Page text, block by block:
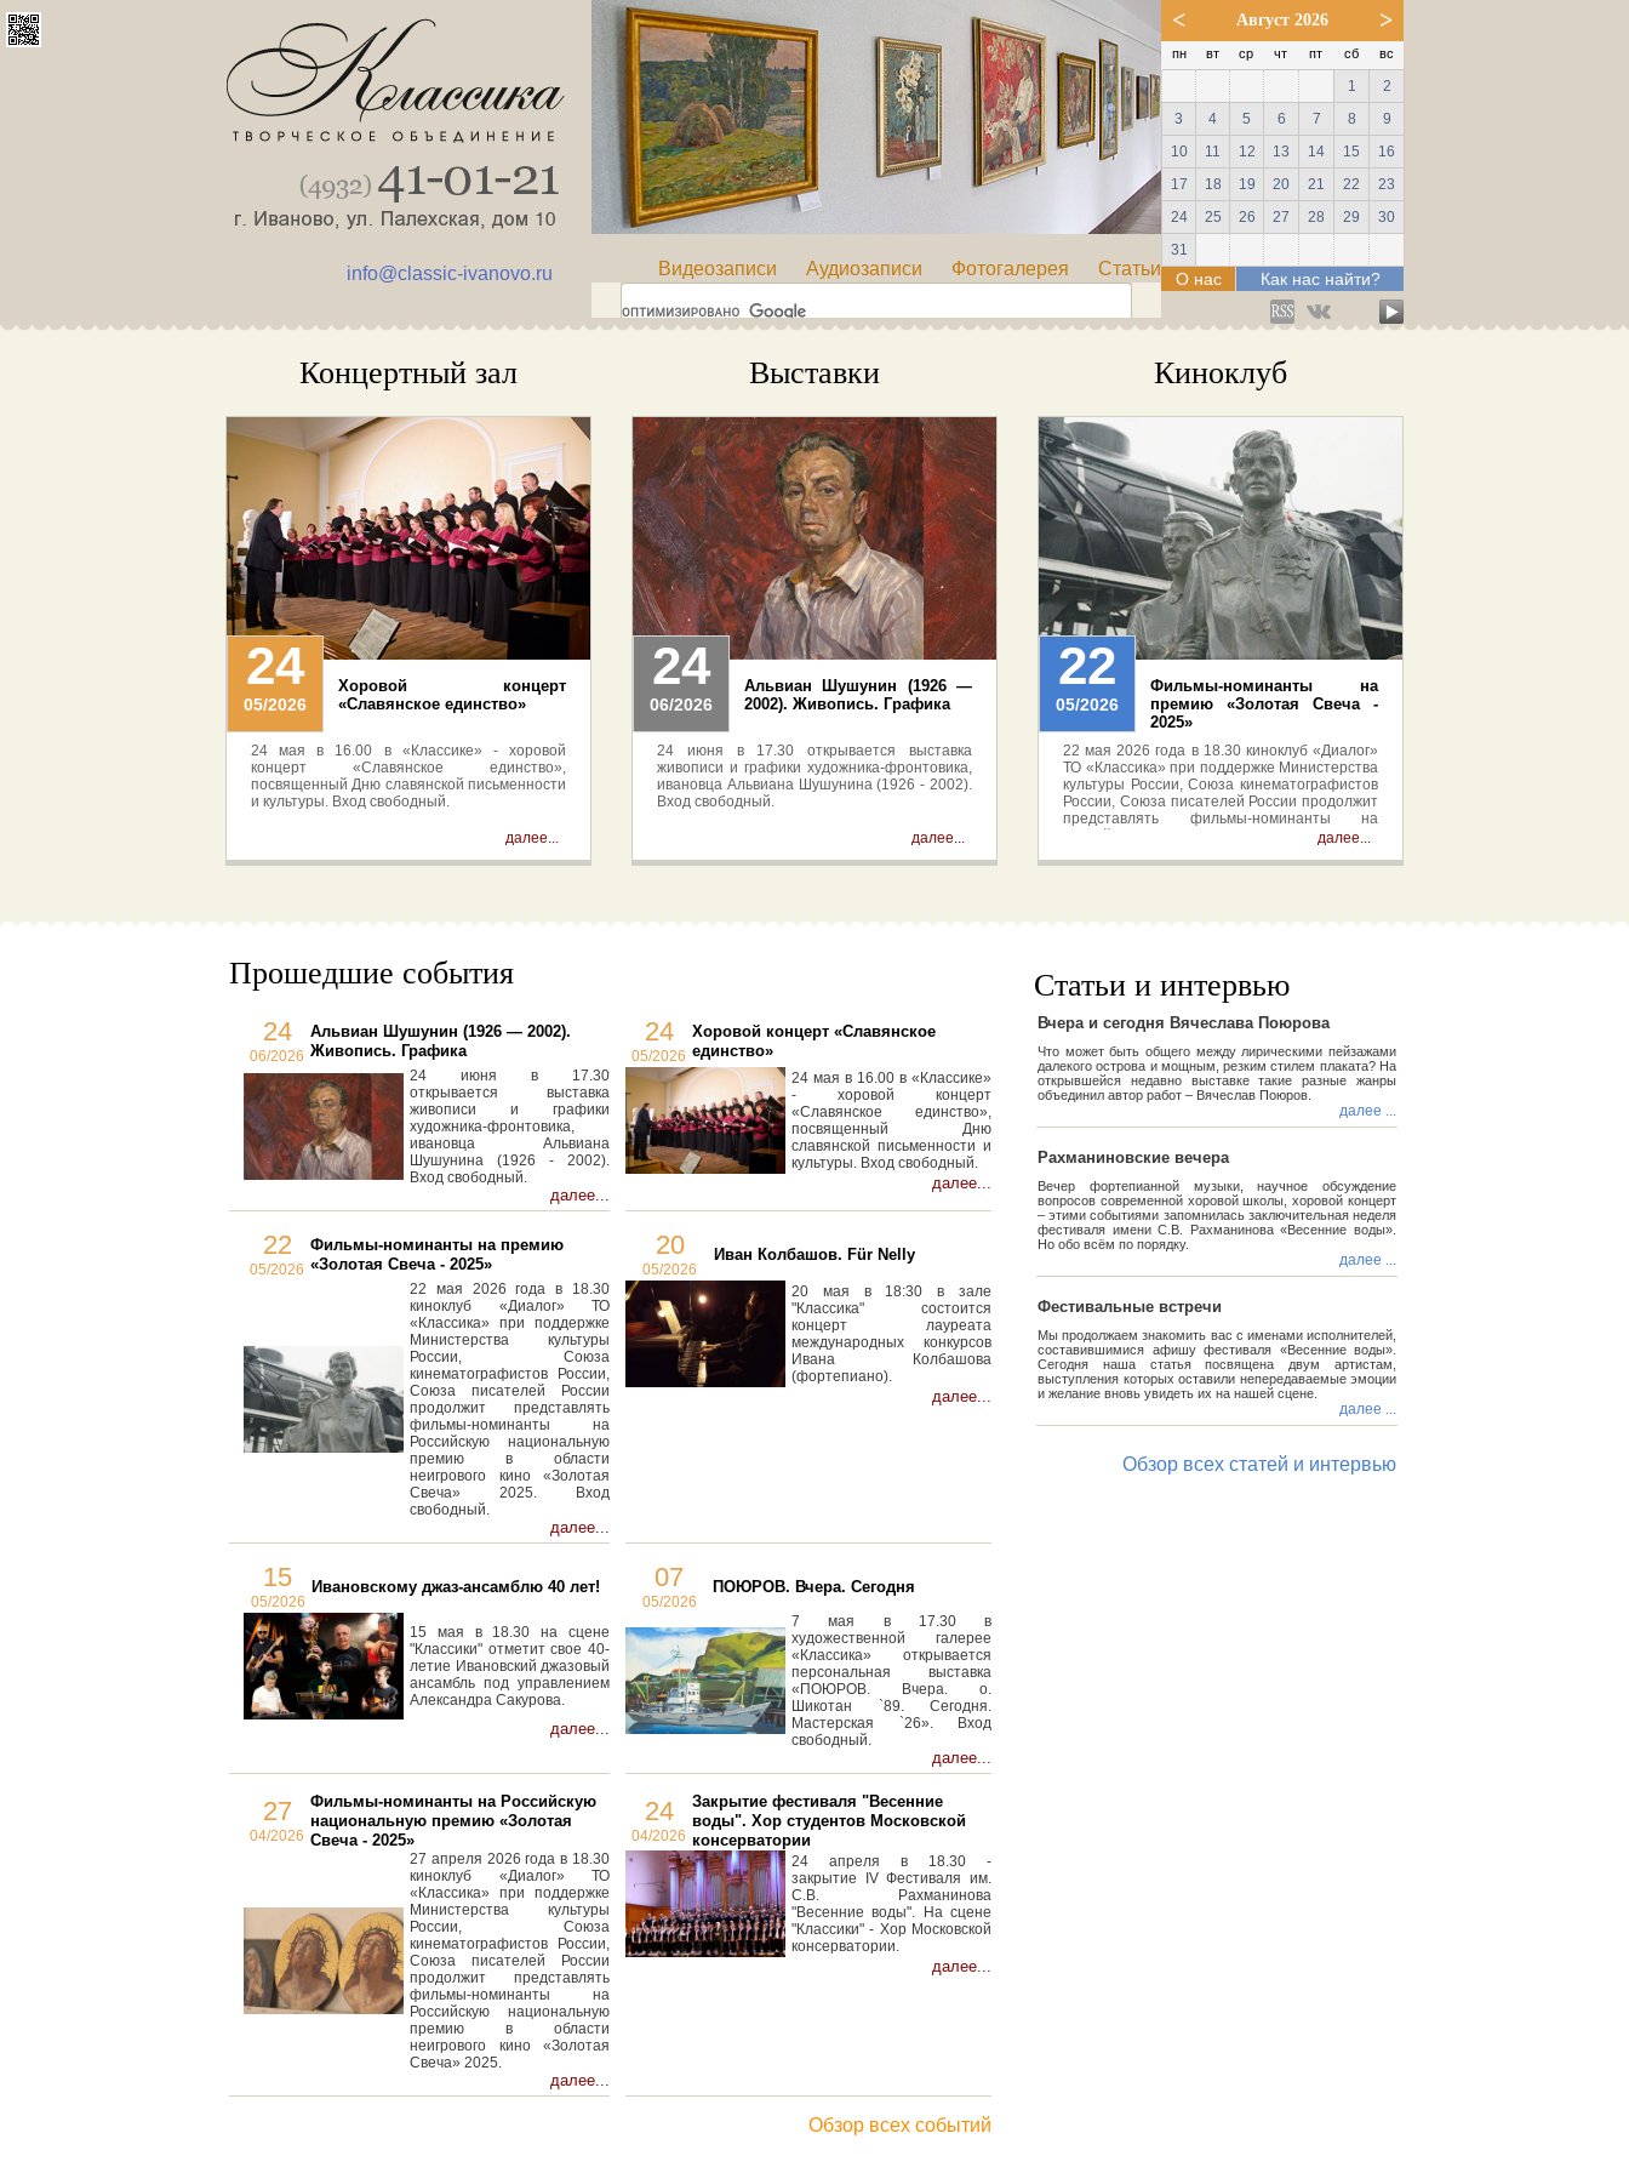
< Август 2026 >
пн вт ср чт пт сб вс
1
2
3
4 5 6 7 8
9
10
11 12 13 14 15
16
17
18 19 20 21 22
23
24
25 26 27 28 29
30
31
О нас Как нас найти?
info@classic-ivanovo.ru Видеозаписи Аудиозаписи Фотогалерея Статьи
Концертный зал Выставки Киноклуб
Хоровой концерт
«Славянское единство»
24 мая в 16.00 в «Классике» - хоровой
концерт «Славянское единство»,
посвященный Дню славянской письменности
и культуры. Вход свободный.
далее...
24
05/2026
Альвиан Шушунин (1926 —
2002). Живопись. Графика
24 июня в 17.30 открывается выставка
живописи и графики художника-фронтовика,
ивановца Альвиана Шушунина (1926 - 2002).
Вход свободный.
далее...
24
06/2026
Фильмы-номинанты на
премию «Золотая Свеча -
2025»
22 мая 2026 года в 18.30 киноклуб «Диалог»
ТО «Классика» при поддержке Министерства
культуры России, Союза кинематографистов
России, Союза писателей России продолжит
представлять фильмы-номинанты на
Российскую национальную премию в области
свободный.
далее...
22
05/2026
Прошедшие события
24
06/2026
Альвиан Шушунин (1926 — 2002).
Живопись. Графика
24 июня в 17.30
открывается выставка
живописи и графики
художника-фронтовика,
ивановца Альвиана
Шушунина (1926 - 2002).
Вход свободный.
далее...
24
05/2026
Хоровой концерт «Славянское
единство»
24 мая в 16.00 в «Классике»
- хоровой концерт
«Славянское единство»,
посвященный Дню
славянской письменности и
культуры. Вход свободный.
далее...
22
05/2026
Фильмы-номинанты на премию
«Золотая Свеча - 2025»
22 мая 2026 года в 18.30
киноклуб «Диалог» ТО
«Классика» при поддержке
Министерства культуры
России, Союза
кинематографистов России,
Союза писателей России
продолжит представлять
фильмы-номинанты на
Российскую национальную
премию в области
неигрового кино «Золотая
Свеча» 2025. Вход
свободный.
далее...
20
05/2026
Иван Колбашов. Für Nelly
20 мая в 18:30 в зале
"Классика" состоится
концерт лауреата
международных конкурсов
Ивана Колбашова
(фортепиано).
далее...
15
05/2026
Ивановскому джаз-ансамблю 40 лет!
15 мая в 18.30 на сцене
"Классики" отметит свое 40-
летие Ивановский джазовый
ансамбль под управлением
Александра Сакурова.
далее...
07
05/2026
ПОЮРОВ. Вчера. Сегодня
7 мая в 17.30 в
художественной галерее
«Классика» открывается
персональная выставка
«ПОЮРОВ. Вчера. о.
Шикотан `89. Сегодня.
Мастерская `26». Вход
свободный.
далее...
27
04/2026
Фильмы-номинанты на Российскую
национальную премию «Золотая
Свеча - 2025»
27 апреля 2026 года в 18.30
киноклуб «Диалог» ТО
«Классика» при поддержке
Министерства культуры
России, Союза
кинематографистов России,
Союза писателей России
продолжит представлять
фильмы-номинанты на
Российскую национальную
премию в области
неигрового кино «Золотая
Свеча» 2025.
далее...
24
04/2026
Закрытие фестиваля "Весенние
воды". Хор студентов Московской
консерватории
24 апреля в 18.30 -
закрытие IV Фестиваля им.
С.В. Рахманинова
"Весенние воды". На сцене
"Классики" - Хор Московской
консерватории.
далее...
Обзор всех событий
Статьи и интервью
Вчера и сегодня Вячеслава Поюрова
Что может быть общего между лирическими пейзажами
далекого острова и мощным, резким стилем плаката? На
открывшейся недавно выставке такие разные жанры
объединил автор работ – Вячеслав Поюров.
далее ...
Рахманиновские вечера
Вечер фортепианной музыки, научное обсуждение
вопросов современной хоровой школы, хоровой концерт
– этими событиями запомнилась заключительная неделя
фестиваля имени С.В. Рахманинова «Весенние воды».
Но обо всём по порядку.
далее ...
Фестивальные встречи
Мы продолжаем знакомить вас с именами исполнителей,
составившимися афишу фестиваля «Весенние воды».
Сегодня наша статья посвящена двум артистам,
выступления которых оставили непередаваемые эмоции
и желание вновь увидеть их на нашей сцене.
далее ...
Обзор всех статей и интервью